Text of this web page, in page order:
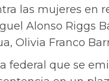
las mujeres en
Alonso Riggs
Olivia Franco
federal que se